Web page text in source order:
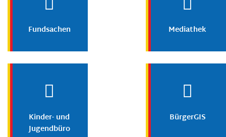
Fundsachen Mediathek
Kinder- und
Jugendbüro
BürgerGIS